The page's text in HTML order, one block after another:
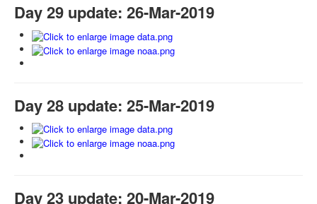
Day 29 update: 26-Mar-2019
Day 28 update: 25-Mar-2019
Day 23 update: 20-Mar-2019